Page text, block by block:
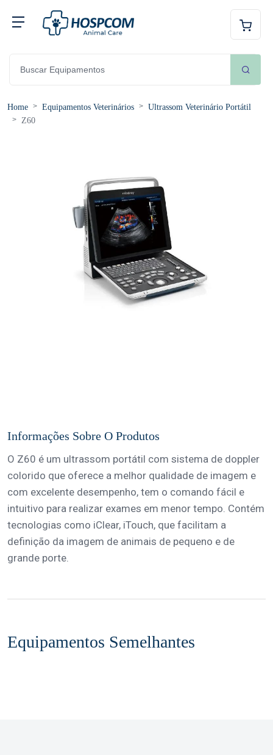
Home Equipamentos Veterinários
Ultrassom Veterinário Portátil
Z60
Informações Sobre O Produtos
O Z60 é um ultrassom portátil com sistema de doppler
colorido que oferece a melhor qualidade de imagem e
com excelente desempenho, tem o comando fácil e
intuitivo para realizar exames em menor tempo. Contém
tecnologias como iClear, iTouch, que facilitam a
definição da imagem de animais de pequeno e de
grande porte.
Equipamentos Semelhantes